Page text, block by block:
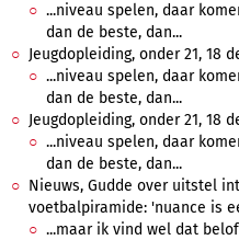
...niveau spelen, daar
dan de beste, dan...
Jeugdopleiding, onder 21, 18
...niveau spelen, daar
dan de beste, dan...
Jeugdopleiding, onder 21, 18
...niveau spelen, daar
dan de beste, dan...
Nieuws, Gudde over uitstel
voetbalpiramide: 'nuance is
...maar ik vind wel dat